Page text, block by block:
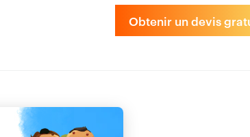
Obtenir un devis